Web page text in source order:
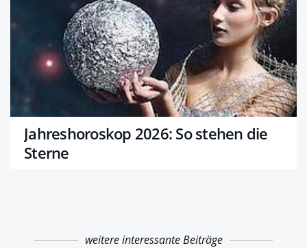
Jahreshoroskop 2026: So stehen die
Sterne
weitere interessante Beiträge